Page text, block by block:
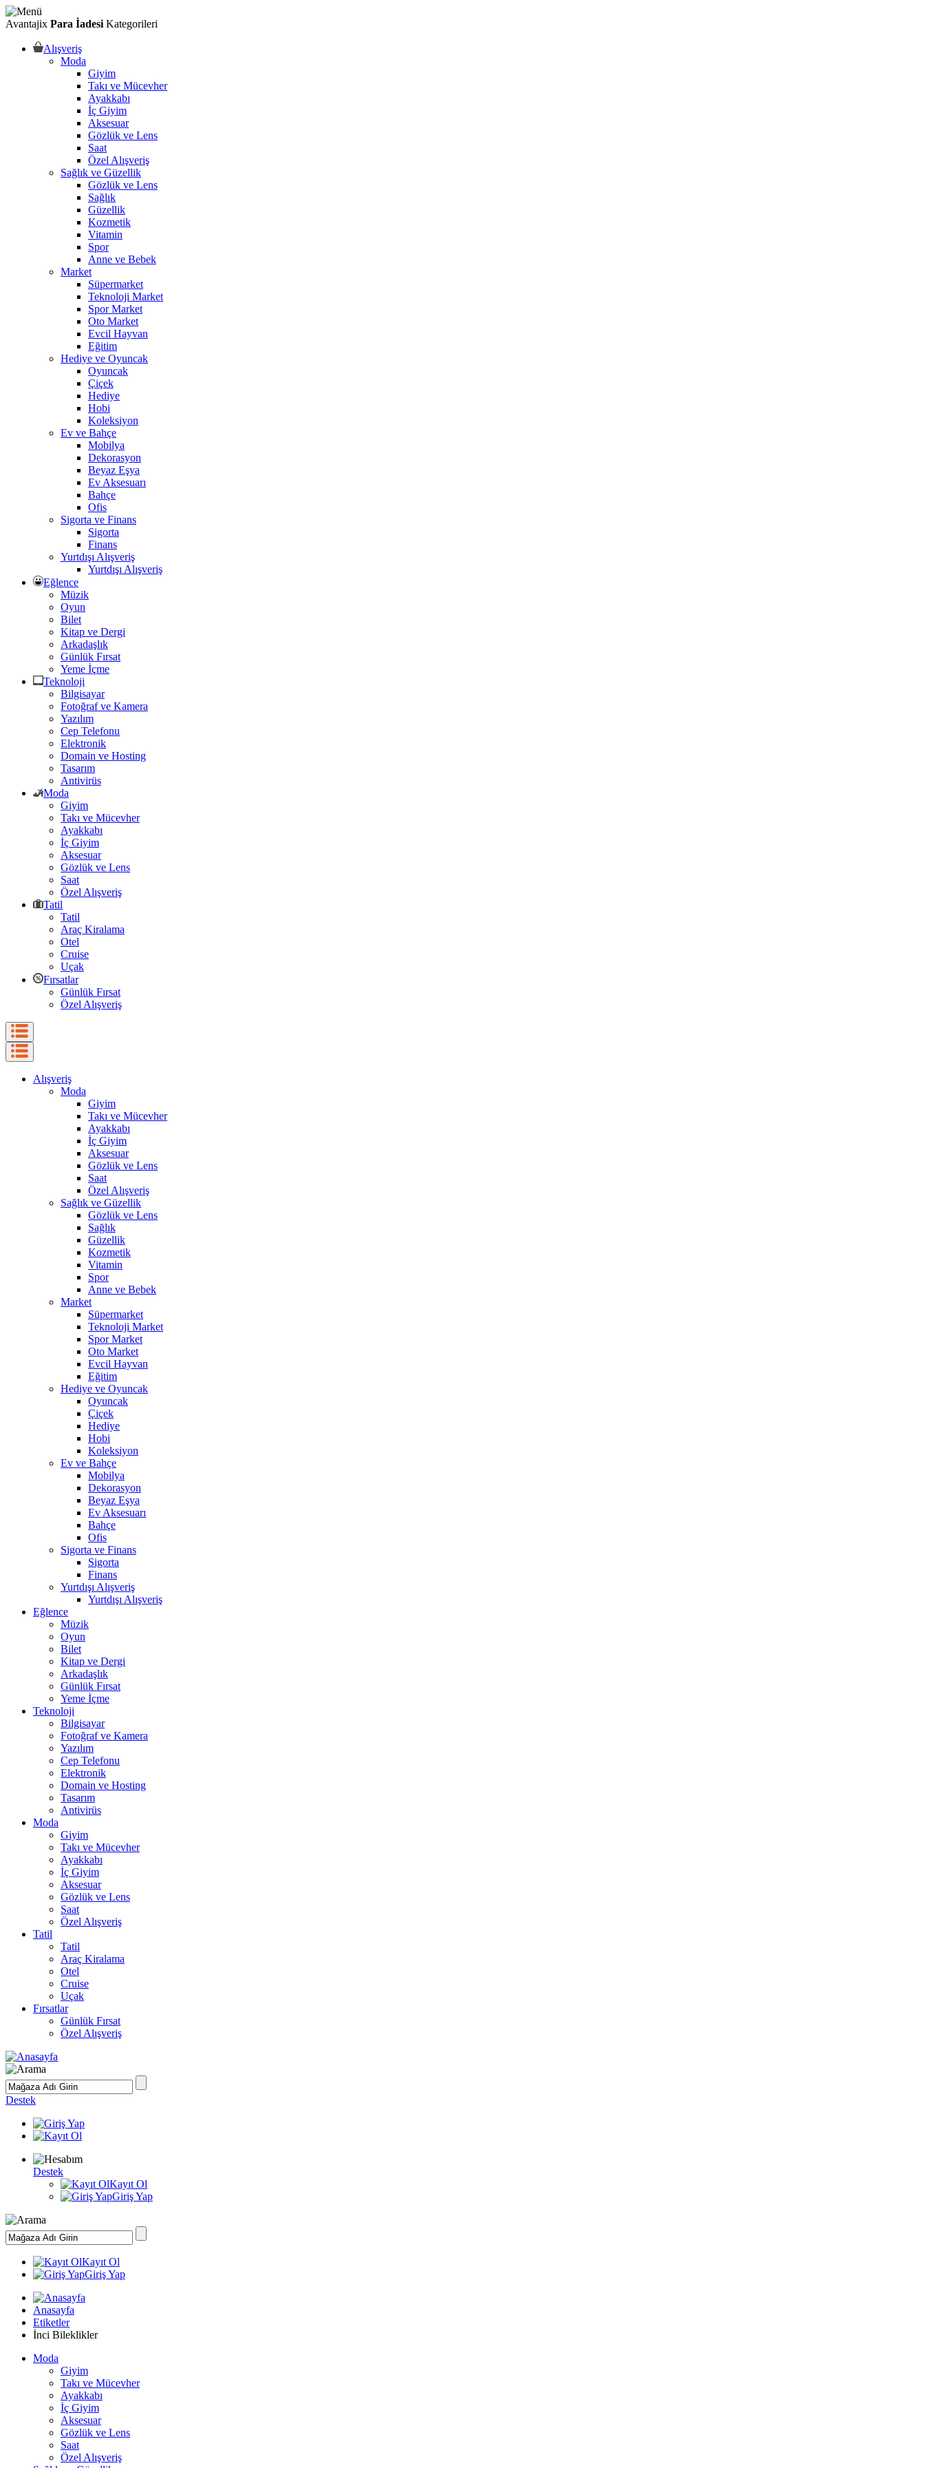
Avantajix Para İadesi Kategorileri
Alışveriş
Moda
Giyim
Takı ve Mücevher
Ayakkabı
İç Giyim
Aksesuar
Gözlük ve Lens
Saat
Özel Alışveriş
Sağlık ve Güzellik
Gözlük ve Lens
Sağlık
Güzellik
Kozmetik
Vitamin
Spor
Anne ve Bebek
Market
Süpermarket
Teknoloji Market
Spor Market
Oto Market
Evcil Hayvan
Eğitim
Hediye ve Oyuncak
Oyuncak
Çiçek
Hediye
Hobi
Koleksiyon
Ev ve Bahçe
Mobilya
Dekorasyon
Beyaz Eşya
Ev Aksesuarı
Bahçe
Ofis
Sigorta ve Finans
Sigorta
Finans
Yurtdışı Alışveriş
Yurtdışı Alışveriş
Eğlence
Müzik
Oyun
Bilet
Kitap ve Dergi
Arkadaşlık
Günlük Fırsat
Yeme İçme
Teknoloji
Bilgisayar
Fotoğraf ve Kamera
Yazılım
Cep Telefonu
Elektronik
Domain ve Hosting
Tasarım
Antivirüs
Moda
Giyim
Takı ve Mücevher
Ayakkabı
İç Giyim
Aksesuar
Gözlük ve Lens
Saat
Özel Alışveriş
Tatil
Tatil
Araç Kiralama
Otel
Cruise
Uçak
Fırsatlar
Günlük Fırsat
Özel Alışveriş
Alışveriş
Moda
Giyim
Takı ve Mücevher
Ayakkabı
İç Giyim
Aksesuar
Gözlük ve Lens
Saat
Özel Alışveriş
Sağlık ve Güzellik
Gözlük ve Lens
Sağlık
Güzellik
Kozmetik
Vitamin
Spor
Anne ve Bebek
Market
Süpermarket
Teknoloji Market
Spor Market
Oto Market
Evcil Hayvan
Eğitim
Hediye ve Oyuncak
Oyuncak
Çiçek
Hediye
Hobi
Koleksiyon
Ev ve Bahçe
Mobilya
Dekorasyon
Beyaz Eşya
Ev Aksesuarı
Bahçe
Ofis
Sigorta ve Finans
Sigorta
Finans
Yurtdışı Alışveriş
Yurtdışı Alışveriş
Eğlence
Müzik
Oyun
Bilet
Kitap ve Dergi
Arkadaşlık
Günlük Fırsat
Yeme İçme
Teknoloji
Bilgisayar
Fotoğraf ve Kamera
Yazılım
Cep Telefonu
Elektronik
Domain ve Hosting
Tasarım
Antivirüs
Moda
Giyim
Takı ve Mücevher
Ayakkabı
İç Giyim
Aksesuar
Gözlük ve Lens
Saat
Özel Alışveriş
Tatil
Tatil
Araç Kiralama
Otel
Cruise
Uçak
Fırsatlar
Günlük Fırsat
Özel Alışveriş
Destek
Destek
Kayıt Ol
Giriş Yap
Kayıt Ol
Giriş Yap
Anasayfa
Etiketler
İnci Bileklikler
Moda
Giyim
Takı ve Mücevher
Ayakkabı
İç Giyim
Aksesuar
Gözlük ve Lens
Saat
Özel Alışveriş